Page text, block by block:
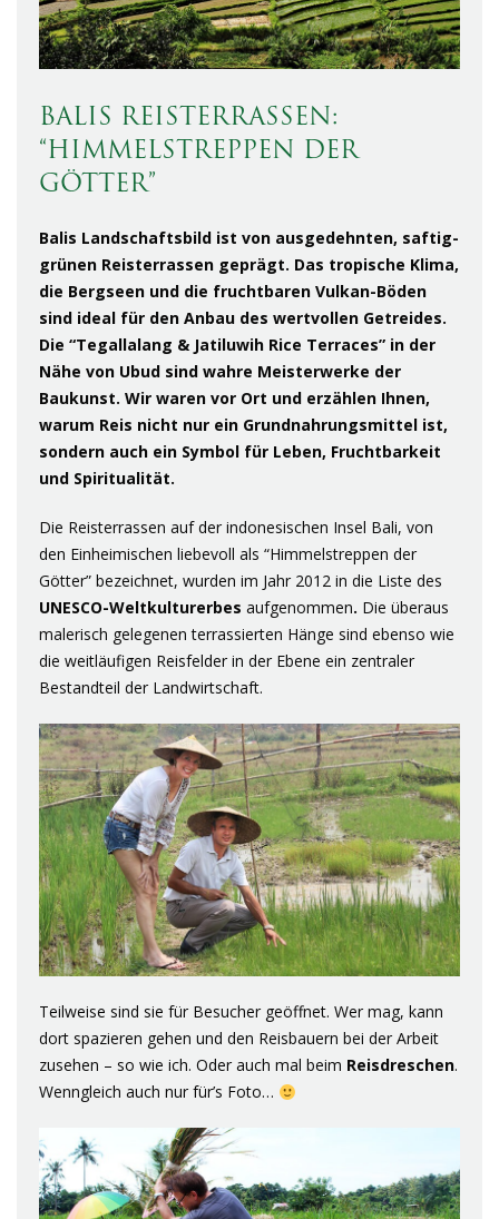
BALIS REISTERRASSEN:
“HIMMELSTREPPEN DER
GÖTTER”
Balis Landschaftsbild ist von ausgedehnten, saftig-
grünen Reisterrassen geprägt. Das tropische Klima,
die Bergseen und die fruchtbaren Vulkan-Böden
sind ideal für den Anbau des wertvollen Getreides.
Die “Tegallalang & Jatiluwih Rice Terraces” in der
Nähe von Ubud sind wahre Meisterwerke der
Baukunst. Wir waren vor Ort und erzählen Ihnen,
warum Reis nicht nur ein Grundnahrungsmittel ist,
sondern auch ein Symbol für Leben, Fruchtbarkeit
und Spiritualität.
Die Reisterrassen auf der indonesischen Insel Bali, von
den Einheimischen liebevoll als “Himmelstreppen der
Götter” bezeichnet, wurden im Jahr 2012 in die Liste des
UNESCO-Weltkulturerbes aufgenommen. Die überaus
malerisch gelegenen terrassierten Hänge sind ebenso wie
die weitläufigen Reisfelder in der Ebene ein zentraler
Bestandteil der Landwirtschaft.
Teilweise sind sie für Besucher geöffnet. Wer mag, kann
dort spazieren gehen und den Reisbauern bei der Arbeit
zusehen – so wie ich. Oder auch mal beim Reisdreschen.
Wenngleich auch nur für’s Foto…